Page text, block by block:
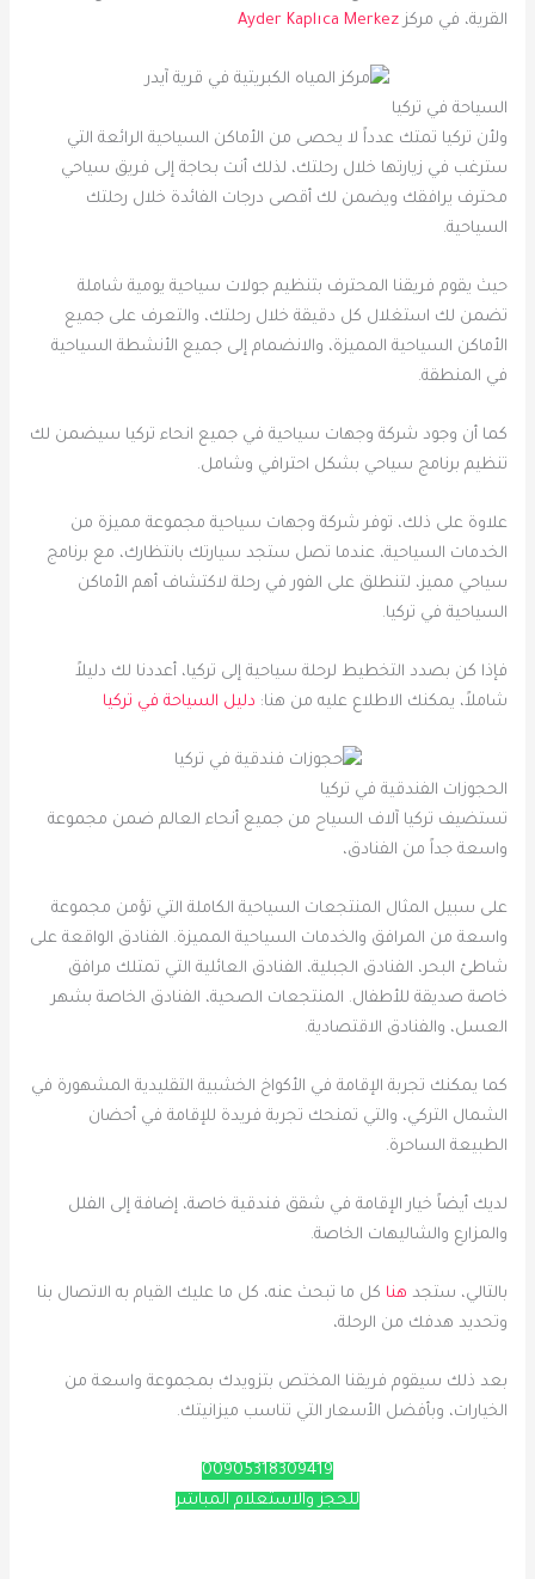
القرية، في مركزAyder Kaplıca Merkez
السياحة في تركيا
ولأن تركيا تمتك عدداً لا يحصى من الأماكن السياحية الرائعة التي
سترغب في زيارتها خلال رحلتك، لذلك أنت بحاجة إلى فريق سياحي
محترف يرافقك ويضمن لك أقصى درجات الفائدة خلال رحلتك
السياحية.
حيث يقوم فريقنا المحترف بتنظيم جولات سياحية يومية شاملة
تضمن لك استغلال كل دقيقة خلال رحلتك، والتعرف على جميع
الأماكن السياحية المميزة، والانضمام إلى جميع الأنشطة السياحية
في المنطقة.
كما أن وجود شركة وجهات سياحية في جميع انحاء تركيا سيضمن لك
تنظيم برنامج سياحي بشكل احترافي وشامل.
علاوة على ذلك، توفر شركة وجهات سياحية مجموعة مميزة من
الخدمات السياحية، عندما تصل ستجد سيارتك بانتظارك، مع برنامج
سياحي مميز، لتنطلق على الفور في رحلة لاكتشاف أهم الأماكن
السياحية في تركيا.
فإذا كن بصدد التخطيط لرحلة سياحية إلى تركيا، أعددنا لك دليلاً
شاملاً، يمكنك الاطلاع عليه من هنا: دليل السياحة في تركيا
الحجوزات الفندقية في تركيا
تستضيف تركيا آلاف السياح من جميع أنحاء العالم ضمن مجموعة
واسعة جداً من الفنادق،
على سبيل المثال المنتجعات السياحية الكاملة التي تؤمن مجموعة
واسعة من المرافق والخدمات السياحية المميزة. الفنادق الواقعة على
شاطئ البحر، الفنادق الجبلية، الفنادق العائلية التي تمتلك مرافق
خاصة صديقة للأطفال. المنتجعات الصحية، الفنادق الخاصة بشهر
العسل، والفنادق الاقتصادية.
كما يمكنك تجربة الإقامة في الأكواخ الخشبية التقليدية المشهورة في
الشمال التركي، والتي تمنحك تجربة فريدة للإقامة في أحضان
الطبيعة الساحرة.
لديك أيضاً خيار الإقامة في شقق فندقية خاصة، إضافة إلى الفلل
والمزارع والشاليهات الخاصة.
بالتالي، ستجد هنا كل ما تبحث عنه، كل ما عليك القيام به الاتصال بنا
وتحديد هدفك من الرحلة،
بعد ذلك سيقوم فريقنا المختص بتزويدك بمجموعة واسعة من
الخيارات، وبأفضل الأسعار التي تناسب ميزانيتك.
00905318309419
للحجز والاستعلام المباشر